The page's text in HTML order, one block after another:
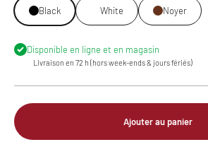
Black White Noyer
Disponible en ligne et en magasin
Livraison en 72 h (hors week-ends & jours fériés)
Ajouter au panier